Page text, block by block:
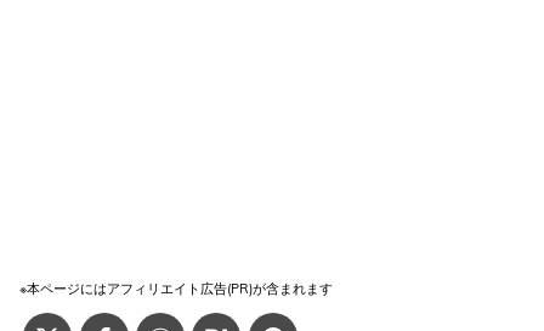
※本ページにはアフィリエイト広告(PR)が含まれます